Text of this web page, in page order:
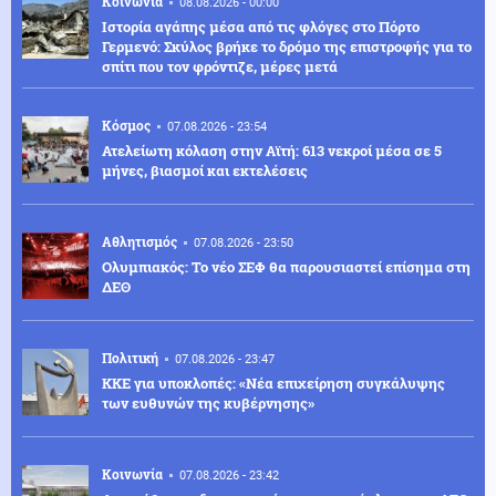
Ιστορία αγάπης μέσα από τις φλόγες στο Πόρτο
Γερμενό: Σκύλος βρήκε το δρόμο της επιστροφής για το
σπίτι που τον φρόντιζε, μέρες μετά
Κόσμος 07.08.2026 - 23:54
Ατελείωτη κόλαση στην Αϊτή: 613 νεκροί μέσα σε 5
μήνες, βιασμοί και εκτελέσεις
Αθλητισμός 07.08.2026 - 23:50
Ολυμπιακός: Το νέο ΣΕΦ θα παρουσιαστεί επίσημα στη
ΔΕΘ
Πολιτική 07.08.2026 - 23:47
ΚΚΕ για υποκλοπές: «Νέα επιχείρηση συγκάλυψης
των ευθυνών της κυβέρνησης»
Κοινωνία 07.08.2026 - 23:42